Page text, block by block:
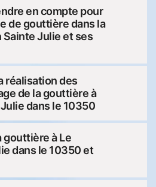
en compte pour
de gouttière dans la
Sainte Julie et ses
réalisation des
de la gouttière à
dans le 10350
gouttière à Le
dans le 10350 et